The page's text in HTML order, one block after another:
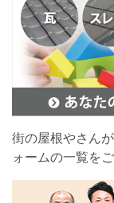
街の屋根やさん
ォームの一覧を